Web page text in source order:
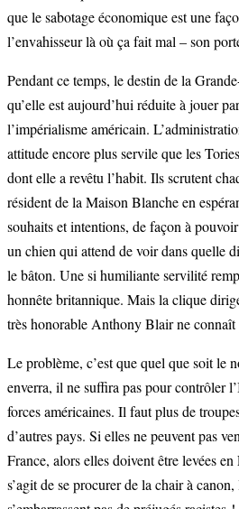
que le sabotage économique est une
l’envahisseur là où ça fait mal – son
Pendant ce temps, le destin de la
qu’elle est aujourd’hui réduite à jouer
l’impérialisme américain.
attitude encore plus servile que les
dont elle a revêtu l’habit. Ils scrutent
résident de la Maison Blanche en
souhaits et intentions, de façon à
un chien qui attend de voir dans quelle
le bâton. Une si humiliante servilité
honnête britannique. Mais la clique
très honorable Anthony Blair ne connaît
Le problème, c’est que quel que soit le
enverra, il ne suffira pas pour contrôler
forces américaines. Il faut plus de
d’autres pays. Si elles ne peuvent pas
France, alors elles doivent être levées
s’agit de se procurer de la chair à